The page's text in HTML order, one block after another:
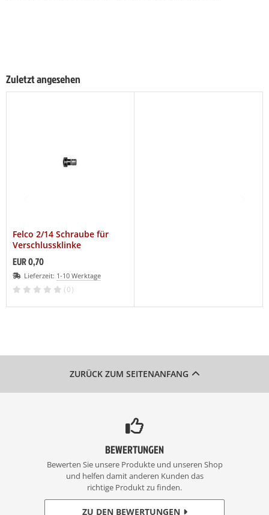
Zuletzt angesehen
Felco 2/14 Schraube für
Verschlussklinke
EUR 0,70
Lieferzeit: 1-10 Werktage
(0)
ZURÜCK ZUM SEITENANFANG
BEWERTUNGEN
Bewerten Sie unsere Produkte und unseren Shop
und helfen damit anderen Kunden das
richtige Produkt zu finden.
ZU DEN BEWERTUNGEN